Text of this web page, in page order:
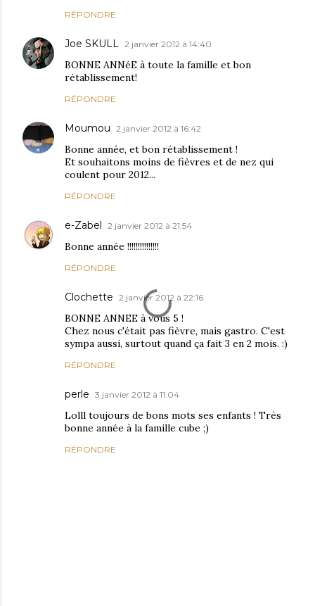
RÉPONDRE
Joe SKULL 2 janvier 2012 à 14:40
BONNE ANNéE à toute la famille et bon
rétablissement!
RÉPONDRE
Moumou 2 janvier 2012 à 16:42
Bonne année, et bon rétablissement !
Et souhaitons moins de fièvres et de nez qui
coulent pour 2012...
RÉPONDRE
e-Zabel 2 janvier 2012 à 21:54
Bonne année !!!!!!!!!!!!!!!
RÉPONDRE
Clochette 2 janvier 2012 à 22:16
BONNE ANNEE à vous 5 !
Chez nous c'était pas fièvre, mais gastro. C'est
sympa aussi, surtout quand ça fait 3 en 2 mois. :)
RÉPONDRE
perle 3 janvier 2012 à 11:04
Lolll toujours de bons mots ses enfants ! Très
bonne année à la famille cube ;)
RÉPONDRE